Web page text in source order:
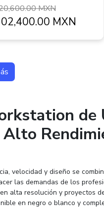
MXN
MXN
de
velocidad y diseño se
las demandas de los
alta resolución y proyectos
en negro o blanco y